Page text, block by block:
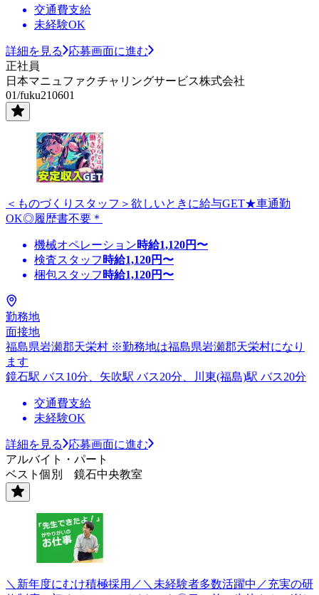
交通費支給
未経験OK
詳細を見る
応募画面に進む
正社員
日本マニュファクチャリングサービス株式会社
01/fuku210601
＜ものづくりスタッフ＞欲しいときに給与GET★車通勤
OK◎履歴書不要＊
機械オペレーション時給1,120円〜
検査スタッフ 時給1,120円〜
梱包スタッフ 時給1,120円〜
勤務地
面接地
福島県岩瀬郡天栄村 ※勤務地は福島県岩瀬郡天栄村になり
ます
鏡石駅 バス10分、矢吹駅 バス20分、川東(福島)駅 バス20分
交通費支給
未経験OK
詳細を見る
応募画面に進む
アルバイト・パート
ベスト個別 鏡石中央教室
＼新年度にむけ積極採用／＼未経験者多数活躍中／充実の研